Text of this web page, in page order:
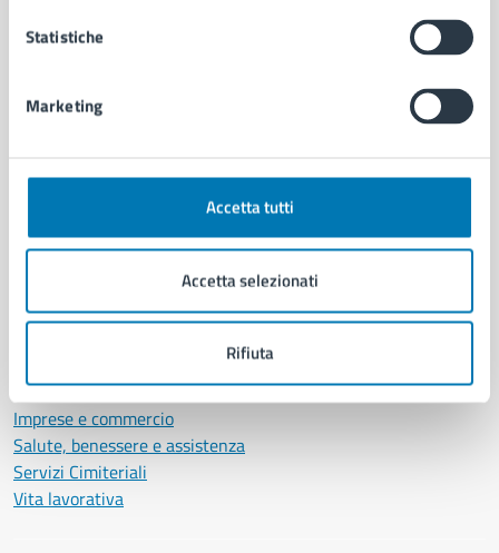
Statistiche
Marketing
Accetta tutti
Accetta selezionati
Rifiuta
Politici
Documenti e dati
Intranet, posta aziendale e protocollo
Ambiente
Anagrafe e stato civile
Cultura e tempo libero
Giustizia e sicurezza pubblica
Imprese e commercio
Salute, benessere e assistenza
Servizi Cimiteriali
Vita lavorativa